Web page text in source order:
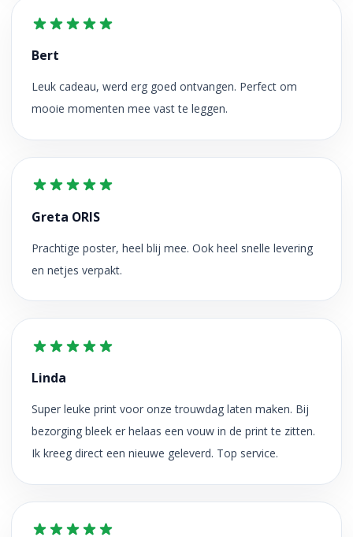
Bert
Leuk cadeau, werd erg goed ontvangen. Perfect om
mooie momenten mee vast te leggen.
Greta ORIS
Prachtige poster, heel blij mee. Ook heel snelle levering
en netjes verpakt.
Linda
Super leuke print voor onze trouwdag laten maken. Bij
bezorging bleek er helaas een vouw in de print te zitten.
Ik kreeg direct een nieuwe geleverd. Top service.